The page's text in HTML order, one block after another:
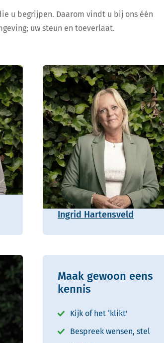
u begrijpen. Daarom vindt u bij ons één
uw steun en toeverlaat.
Ingrid Hartensveld
Maak gewoon eens
kennis
Kijk of het ‘klikt’
Bespreek wensen, stel